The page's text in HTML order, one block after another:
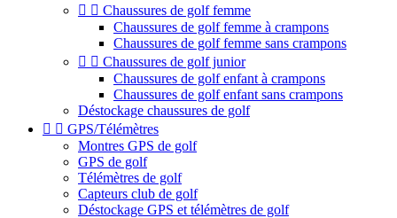
  Chaussures de golf femme
Chaussures de golf femme à crampons
Chaussures de golf femme sans crampons
  Chaussures de golf junior
Chaussures de golf enfant à crampons
Chaussures de golf enfant sans crampons
Déstockage chaussures de golf
  GPS/Télémètres
Montres GPS de golf
GPS de golf
Télémètres de golf
Capteurs club de golf
Déstockage GPS et télémètres de golf